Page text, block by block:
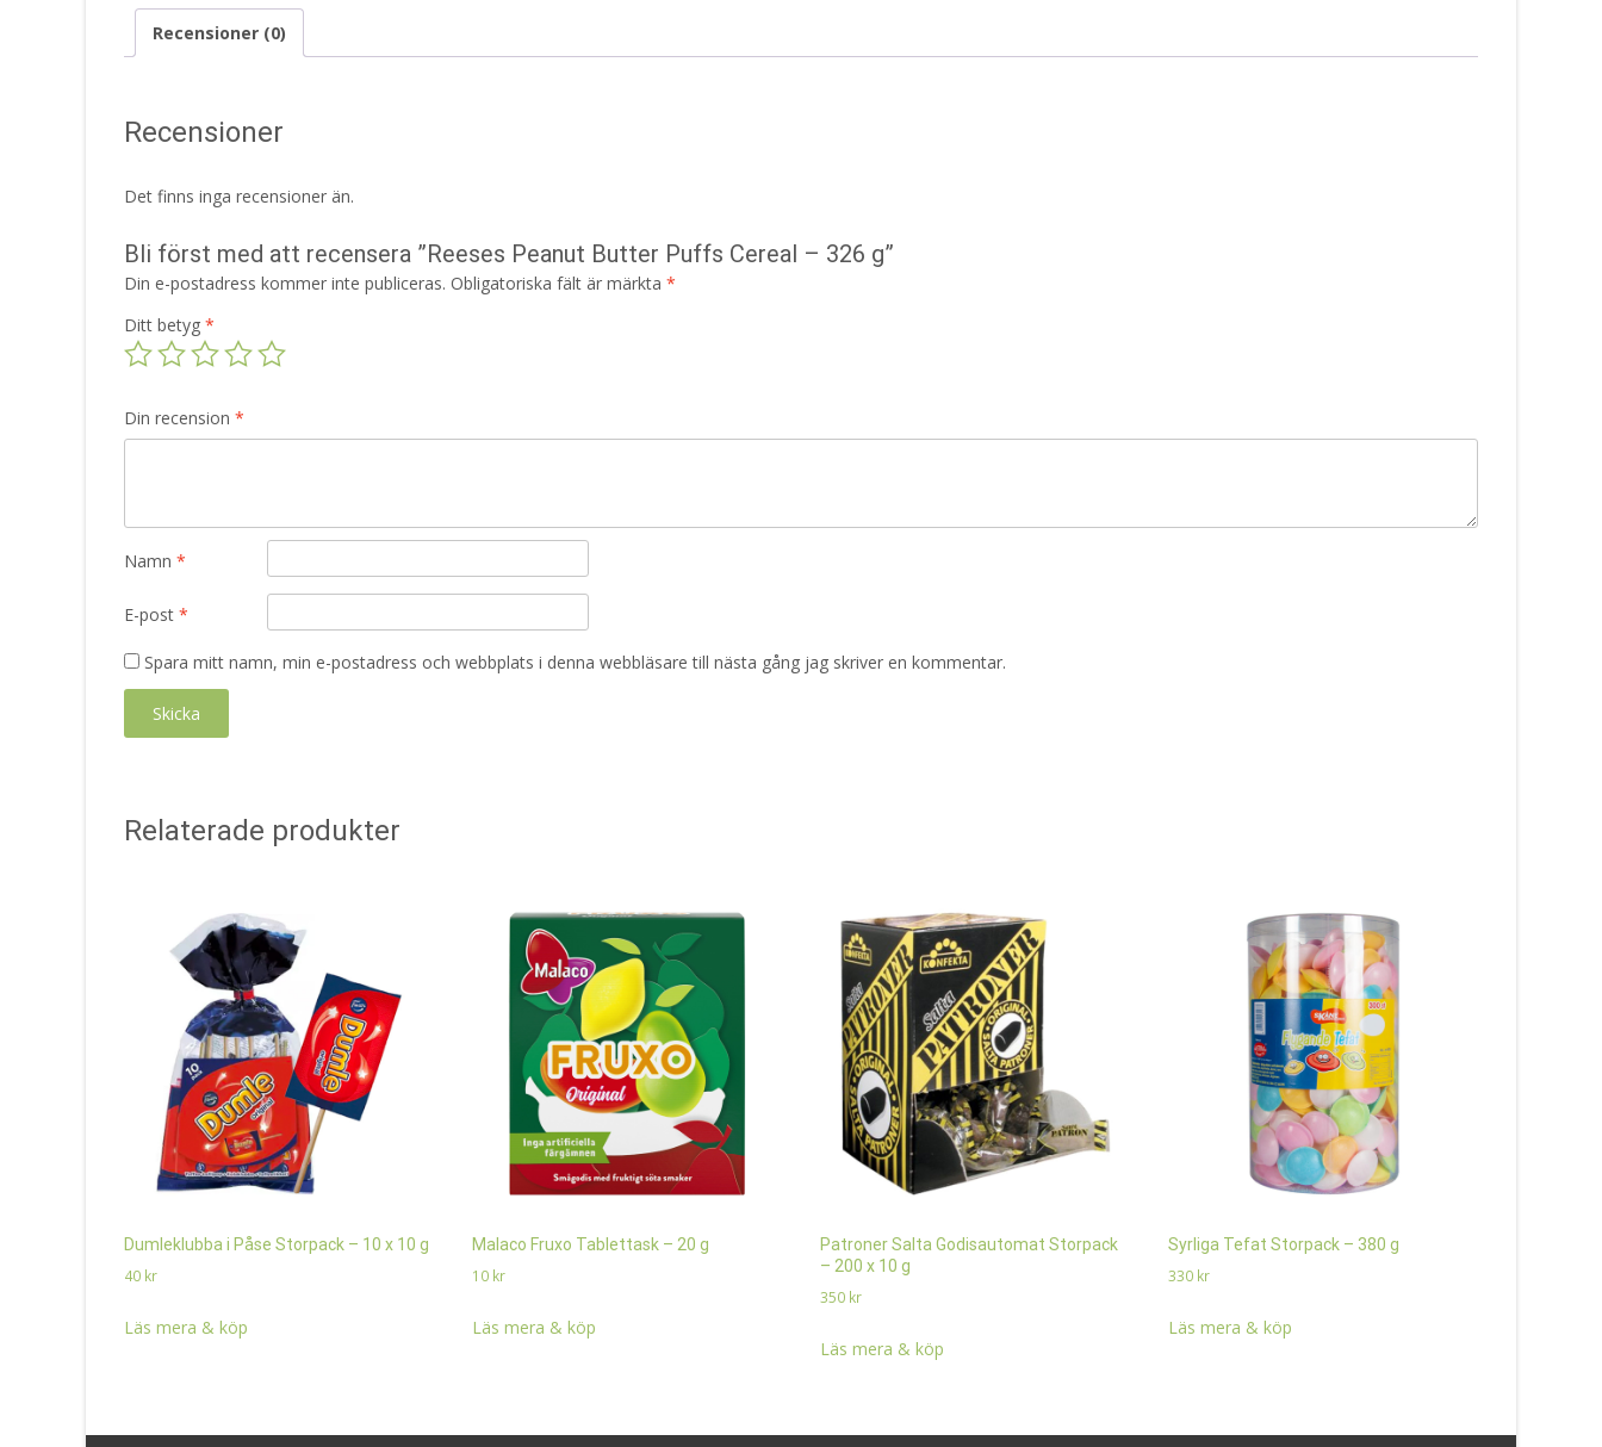
Recensioner (0)
Recensioner
Det finns inga recensioner än.
Bli först med att recensera ”Reeses Peanut Butter Puffs Cereal – 326 g”
Din e-postadress kommer inte publiceras. Obligatoriska fält är märkta *
Ditt betyg *
Din recension *
Namn *
E-post *
Spara mitt namn, min e-postadress och webbplats i denna webbläsare till nästa gång jag skriver en kommentar.
Relaterade produkter
Dumleklubba i Påse Storpack – 10 x 10 g
40 kr
Läs mera & köp
Malaco Fruxo Tablettask – 20 g
10 kr
Läs mera & köp
Patroner Salta Godisautomat Storpack
– 200 x 10 g
350 kr
Läs mera & köp
Syrliga Tefat Storpack – 380 g
330 kr
Läs mera & köp